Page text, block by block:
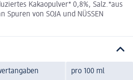
Kakaopulver* 0,8%, Salz.*aus
Spuren von SOJA und NÜSSEN
pro 100 ml